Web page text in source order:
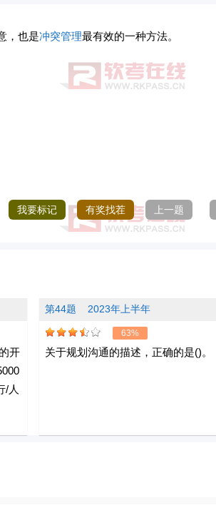
，也是冲突管理最有效的一种方法。
我要标记 有奖找茬 上一题
开
/人
第44题 2023年上半年
63%
关于规划沟通的描述，正确的是()。